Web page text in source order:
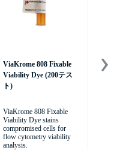
ViaKrome 808 Fixable
Viability Dye (200テス
ト)
ViaKrome 808 Fixable
Viability Dye stains
compromised cells for
flow cytometry viability
analysis.